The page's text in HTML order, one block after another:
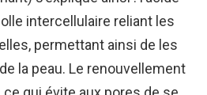
intercellulaire reliant les
permettant ainsi de les
la peau. Le renouvellement